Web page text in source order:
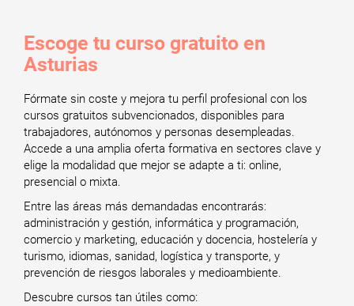
Escoge tu curso gratuito en
Asturias
Fórmate sin coste y mejora tu perfil profesional con los
cursos gratuitos subvencionados, disponibles para
trabajadores, autónomos y personas desempleadas.
Accede a una amplia oferta formativa en sectores clave y
elige la modalidad que mejor se adapte a ti: online,
presencial o mixta.
Entre las áreas más demandadas encontrarás:
administración y gestión, informática y programación,
comercio y marketing, educación y docencia, hostelería y
turismo, idiomas, sanidad, logística y transporte, y
prevención de riesgos laborales y medioambiente.
Descubre cursos tan útiles como: